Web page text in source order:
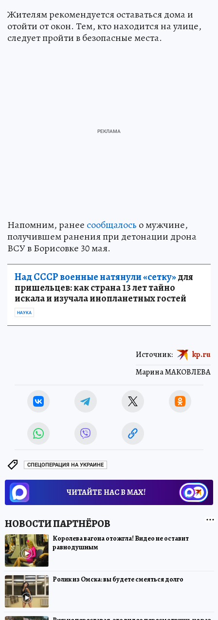
Жителям рекомендуется оставаться дома и
отойти от окон. Тем, кто находится на улице,
следует пройти в безопасные места.
Напомним, ранее сообщалось о мужчине,
получившем ранения при детонации дрона
ВСУ в Борисовке 30 мая.
Над СССР военные натянули «сетку»для
пришельцев: как страна 13 лет тайно
искала и изучала инопланетных гостей
НАУКА
Марина МАКОВЛЕВА
Источник: kp.ru
СПЕЦОПЕРАЦИЯ НА УКРАИНЕ
ЧИТАЙТЕ НАС В МАХ!
Королева вагона отожгла! Видео не оставит
равнодушным
Ролик из Омска: вы будете смеяться долго